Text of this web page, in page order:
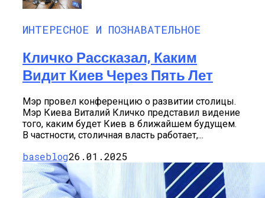
ИНТЕРЕСНОЕ И ПОЗНАВАТЕЛЬНОЕ
Кличко Рассказал, Каким
Видит Киев Через Пять Лет
Мэр провел конференцию о развитии столицы.
Мэр Киева Виталий Кличко представил видение
того, каким будет Киев в ближайшем будущем.
В частности, столичная власть работает,...
baseblog26.01.2025